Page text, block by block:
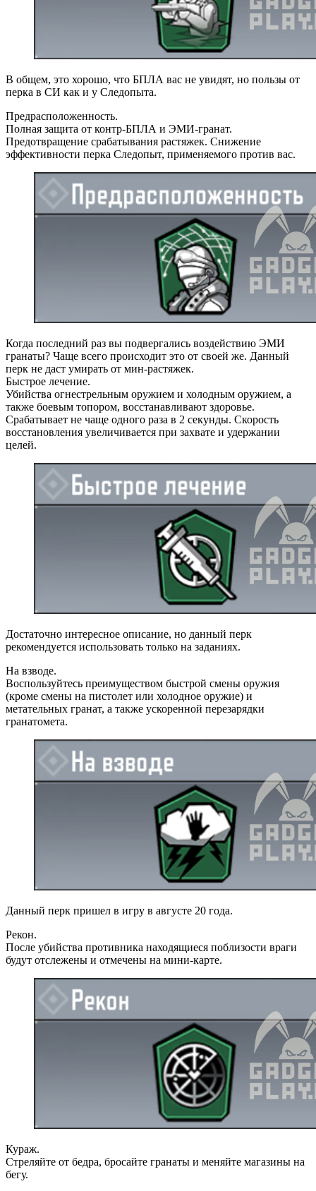
В общем, это хорошо, что БПЛА вас не увидят, но пользы от
перка в СИ как и у Следопыта.
Предрасположенность.
Полная защита от контр-БПЛА и ЭМИ-гранат.
Предотвращение срабатывания растяжек. Снижение
эффективности перка Следопыт, применяемого против вас.
Когда последний раз вы подвергались воздействию ЭМИ
гранаты? Чаще всего происходит это от своей же. Данный
перк не даст умирать от мин-растяжек.
Быстрое лечение.
Убийства огнестрельным оружием и холодным оружием, а
также боевым топором, восстанавливают здоровье.
Срабатывает не чаще одного раза в 2 секунды. Скорость
восстановления увеличивается при захвате и удержании
целей.
Достаточно интересное описание, но данный перк
рекомендуется использовать только на заданиях.
На взводе.
Воспользуйтесь преимуществом быстрой смены оружия
(кроме смены на пистолет или холодное оружие) и
метательных гранат, а также ускоренной перезарядки
гранатомета.
Данный перк пришел в игру в августе 20 года.
Рекон.
После убийства противника находящиеся поблизости враги
будут отслежены и отмечены на мини-карте.
Кураж.
Стреляйте от бедра, бросайте гранаты и меняйте магазины на
бегу.